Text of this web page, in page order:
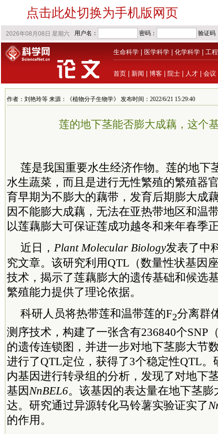
点击此处切换为手机版网页
生命科学 医学科学 化学科学 工
首页 新闻 博客 院士 人才 会议
作者：刘艳玲等 来源：《植物分子生物学》 发布时间：2022/6/21 15:29:40
莲的地下茎能否膨大成藕，这个
莲是我国重要水生经济作物。莲的地下
水生蔬菜，而且是进行无性繁殖的繁殖器
育早期为不膨大的藕带，发育后期膨大成
因不能膨大成藕，无法在亚热带地区和温
以莲藕膨大可保证莲成功越冬和来年春季
近日， Plant Molecular Biology发表了中
究文章。该研究利用QTL（数量性状基因
技术，揭示了莲藕膨大的遗传基础和候选
繁殖能力提供了理论依据。
科研人员将热带莲和温带莲的F2分离群
测序技术，构建了一张含有236840个SNP
的遗传连锁图，并进一步对地下茎膨大节
进行了QTL定位，获得了3个稳定性QTL。
内基因进行转录组的分析，发现了对地下
基因NnBEL6。该基因的表达量在地下茎膨
达。研究通过异源转化马铃薯实验证实了
的作用。